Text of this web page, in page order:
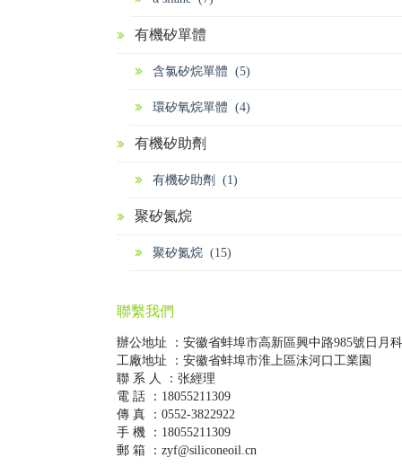
有機矽單體
含氯矽烷單體 (5)
環矽氧烷單體 (4)
有機矽助劑
有機矽助劑 (1)
聚矽氮烷
聚矽氮烷 (15)
聯繫我們
辦公地址 ：安徽省蚌埠市高新區興中路985號日月
工廠地址 ：安徽省蚌埠市淮上區沫河口工業園
聯 系 人 ：张經理
電 話 ：18055211309
傳 真 ：0552-3822922
手 機 ：18055211309
郵 箱 ：zyf@siliconeoil.cn